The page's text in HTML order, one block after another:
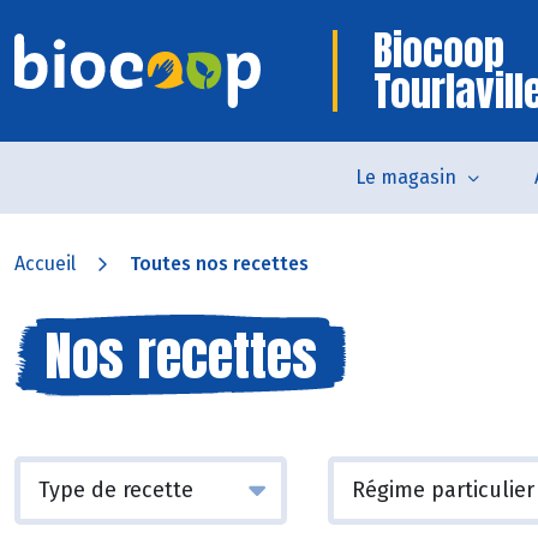
Biocoop
Le magasin
Accueil Toutes nos recettes
Nos recettes